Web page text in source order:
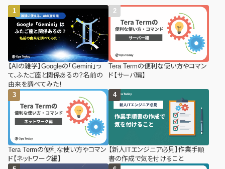
【AIの雑学】Googleの「Gemini」っ
て、ふたご座と関係あるの？名前の
由来を調べてみた！
Tera Termの便利な使い方やコマン
ド【サーバ編】
Tera Termの便利な使い方やコマン
ド【ネットワーク編】
【新人ITエンジニア必見】作業手順
書の作成で気を付けること